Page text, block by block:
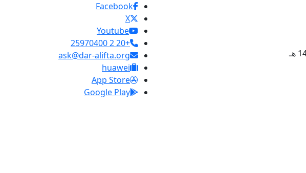
Facebook
X
Youtube
+20 2 25970400
ask@dar-alifta.org
huawei
App Store
Google Play